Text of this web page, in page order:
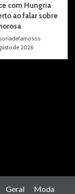
com Hungria
ao falar sobre
de 2026
Geral Moda